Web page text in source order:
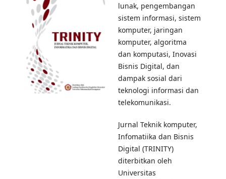
lunak, pengembangan
sistem informasi, sistem
komputer, jaringan
komputer, algoritma
dan komputasi, Inovasi
Bisnis Digital, dan
dampak sosial dari
teknologi informasi dan
telekomunikasi.
Jurnal Teknik komputer,
Infomatiika dan Bisnis
Digital (TRINITY)
diterbitkan oleh
Universitas